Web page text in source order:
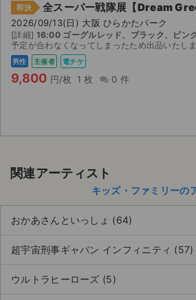
演劇・ミュージカル
ご利用ガイド
ご利用ガイド
AIに質問する
よくある質問
即決 全スーパー戦隊展【Dream
2026/09/13(日) 大阪 ひらかたパーク
[詳細] 16:00 ゴーグルレッド、ブラック、ピン
予定が合わなくなってしまったため出品いたします。 【お渡し方法】 電子チケット 取引連絡にてQRコードとURLをお送りします。
男性 主催者 電チケ
9,800 円/枚 1 枚 0 件
関連アーティスト
キッズ・ファミリーの
おかあさんといっしょ (64)
超宇宙刑事ギャバン インフィニティ (57)
ウルトラヒーローズ (5)